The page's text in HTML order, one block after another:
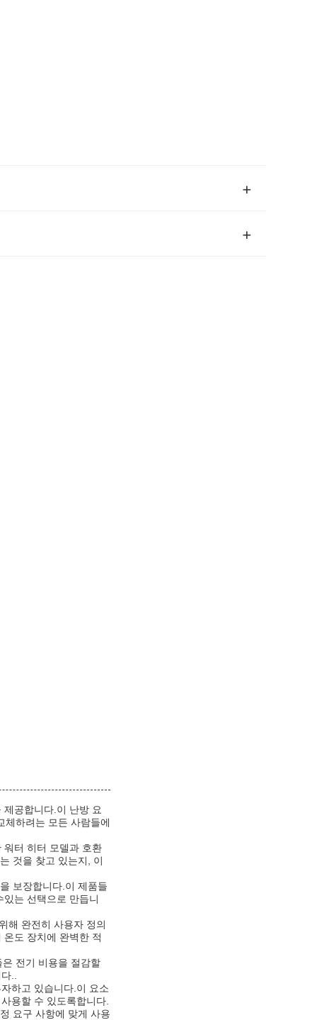
공합니다.이 난방 요
체하려는 모든 사람들에
워터 히터 모델과 호환
것을 찾고 있는지, 이
보장합니다.이 제품들
는 선택으로 만듭니
해 완전히 사용자 정의
도 장치에 완벽한 적
전기 비용을 절감할
..
하고 있습니다.이 요소
용할 수 있도록합니다.
요구 사항에 맞게 사용